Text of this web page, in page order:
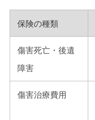
保険の種類
傷害死亡・後遺
障害
傷害治療費用